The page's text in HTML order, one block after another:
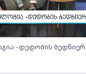
- დედობის